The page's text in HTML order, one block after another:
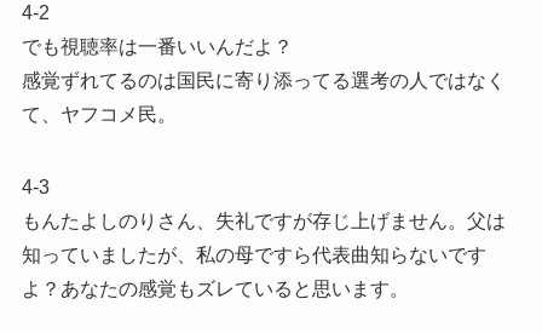
4-2
でも視聴率は一番いいんだよ？
感覚ずれてるのは国民に寄り添ってる選考の人ではなく
て、ヤフコメ民。
4-3
もんたよしのりさん、失礼ですが存じ上げません。父は
知っていましたが、私の母ですら代表曲知らないです
よ？あなたの感覚もズレていると思います。